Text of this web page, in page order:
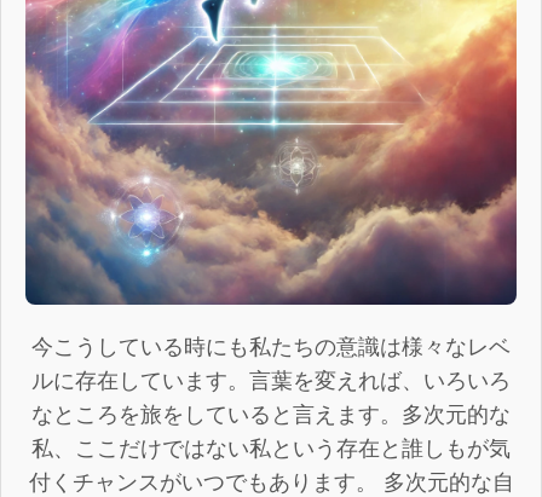
今こうしている時にも私たちの意識は様々なレベ
ルに存在しています。言葉を変えれば、いろいろ
なところを旅をしていると言えます。多次元的な
私、ここだけではない私という存在と誰しもが気
付くチャンスがいつでもあります。 多次元的な自